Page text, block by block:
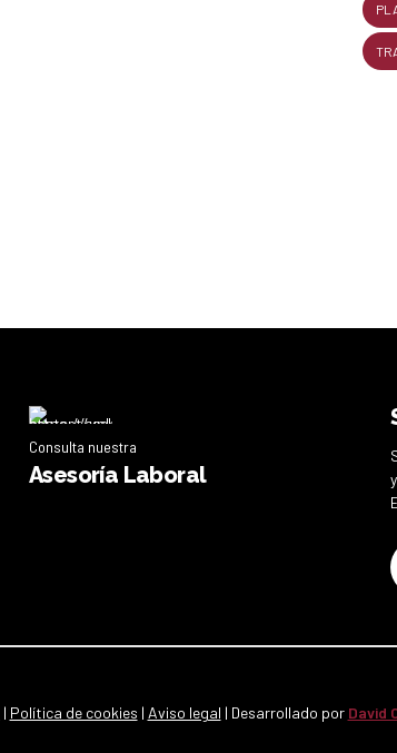
Consulta nuestra
Asesoría Laboral
| Política de cookies | Aviso legal | Desarrollado por David